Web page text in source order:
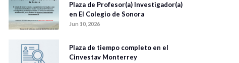
Plaza de Profesor(a) Investigador(a)
en El Colegio de Sonora
Jun 10, 2026
Plaza de tiempo completo en el
Cinvestav Monterrey